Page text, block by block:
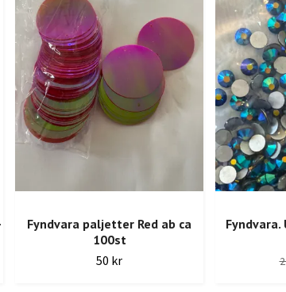
Fyndvara paljetter Red ab ca
100st
50 kr